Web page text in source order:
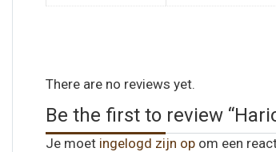
There are no reviews yet.
Be the first to review
Je moet ingelogd zijn op om een